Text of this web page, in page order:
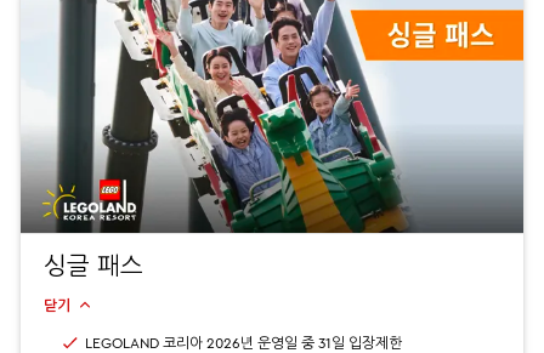
싱글 패스
닫기
LEGOLAND 코리아 2026년 운영일 중 31일 입장제한